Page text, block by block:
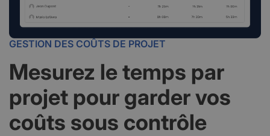
GESTION DES COÛTS DE PROJET
Mesurez le temps par
projet pour garder vos
coûts sous contrôle